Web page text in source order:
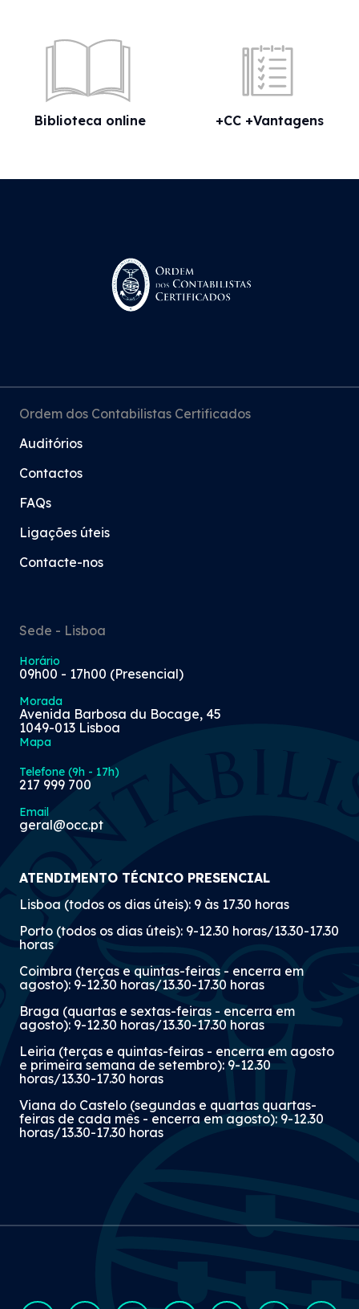
Biblioteca online +CC +Vantagens
Ordem dos Contabilistas Certificados
Auditórios
Contactos
FAQs
Ligações úteis
Contacte-nos
Sede - Lisboa
Horário
09h00 - 17h00 (Presencial)
Morada
Avenida Barbosa du Bocage, 45
1049-013 Lisboa
Mapa
Telefone (9h - 17h)
217 999 700
Email
geral@occ.pt
ATENDIMENTO TÉCNICO PRESENCIAL
Lisboa (todos os dias úteis): 9 às 17.30 horas
Porto (todos os dias úteis): 9-12.30 horas/13.30-17.30
horas
Coimbra (terças e quintas-feiras - encerra em
agosto): 9-12.30 horas/13.30-17.30 horas
Braga (quartas e sextas-feiras - encerra em
agosto): 9-12.30 horas/13.30-17.30 horas
Leiria (terças e quintas-feiras - encerra em agosto
e primeira semana de setembro): 9-12.30
horas/13.30-17.30 horas
Viana do Castelo (segundas e quartas quartas-
feiras de cada mês - encerra em agosto): 9-12.30
horas/13.30-17.30 horas